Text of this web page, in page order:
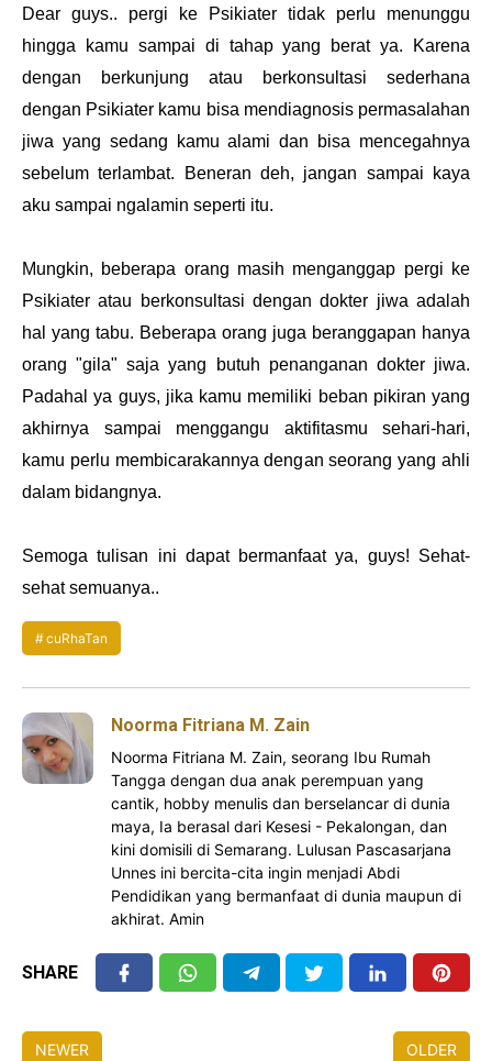
Dear guys.. pergi ke Psikiater tidak perlu menunggu
hingga kamu sampai di tahap yang berat ya. Karena
dengan berkunjung atau berkonsultasi sederhana
dengan Psikiater kamu bisa mendiagnosis permasalahan
jiwa yang sedang kamu alami dan bisa mencegahnya
sebelum terlambat. Beneran deh, jangan sampai kaya
aku sampai ngalamin seperti itu.
Mungkin, beberapa orang masih menganggap pergi ke
Psikiater atau berkonsultasi dengan dokter jiwa adalah
hal yang tabu. Beberapa orang juga beranggapan hanya
orang "gila" saja yang butuh penanganan dokter jiwa.
Padahal ya guys, jika kamu memiliki beban pikiran yang
akhirnya sampai menggangu aktifitasmu sehari-hari,
kamu perlu membicarakannya dengan seorang yang ahli
dalam bidangnya.
Semoga tulisan ini dapat bermanfaat ya, guys! Sehat-
sehat semuanya..
cuRhaTan
Noorma Fitriana M. Zain
Noorma Fitriana M. Zain, seorang Ibu Rumah
Tangga dengan dua anak perempuan yang
cantik, hobby menulis dan berselancar di dunia
maya, Ia berasal dari Kesesi - Pekalongan, dan
kini domisili di Semarang. Lulusan Pascasarjana
Unnes ini bercita-cita ingin menjadi Abdi
Pendidikan yang bermanfaat di dunia maupun di
akhirat. Amin
SHARE
NEWER OLDER